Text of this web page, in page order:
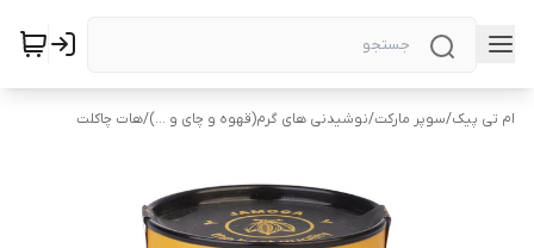
ام تی پیک/سوپر مارکت/نوشیدنی های گرم(قهوه و چای و ...)/هات چاکلت